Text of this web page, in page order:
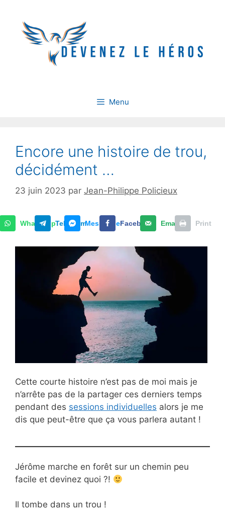
contenu
Menu
Encore une histoire de trou,
décidément …
23 juin 2023 par Jean-Philippe Policieux
WhatsAppTelegramMessengerFacebook Email Print
Cette courte histoire n’est pas de moi mais je
n’arrête pas de la partager ces derniers temps
pendant des sessions individuelles alors je me
dis que peut-être que ça vous parlera autant !
Jérôme marche en forêt sur un chemin peu
facile et devinez quoi ?!
Il tombe dans un trou !